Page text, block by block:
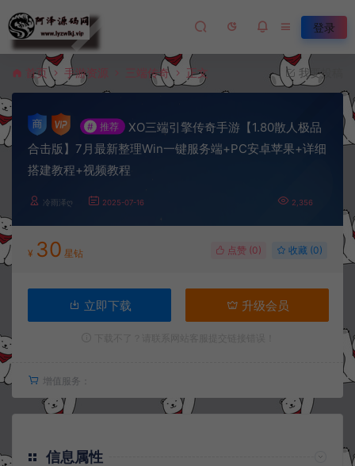
登录
首页 手游资源 三端传奇 正文 我要投稿
# 推荐
XO三端引擎传奇手游【1.80散人极品
合击版】7月最新整理Win一键服务端+PC安卓苹果+详细
搭建教程+视频教程
冷雨泽ღ 2025-07-16 2,356
¥ 30 星钻 点赞 (0) 收藏 (0)
立即下载 升级会员
增值服务：
信息属性